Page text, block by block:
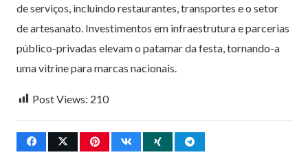
de serviços, incluindo restaurantes, transportes e o setor
de artesanato. Investimentos em infraestrutura e parcerias
público-privadas elevam o patamar da festa, tornando-a
uma vitrine para marcas nacionais.
Post Views: 210